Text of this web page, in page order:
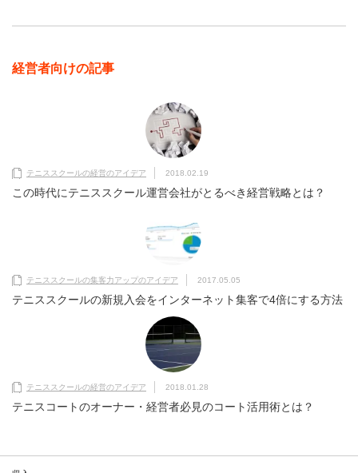
経営者向けの記事
テニススクールの経営のアイデア 2018.02.19
この時代にテニススクール運営会社がとるべき経営戦略とは？
テニススクールの集客力アップのアイデア 2017.05.05
テニススクールの新規入会をインターネット集客で4倍にする方法
テニススクールの経営のアイデア 2018.01.28
テニスコートのオーナー・経営者必見のコート活用術とは？